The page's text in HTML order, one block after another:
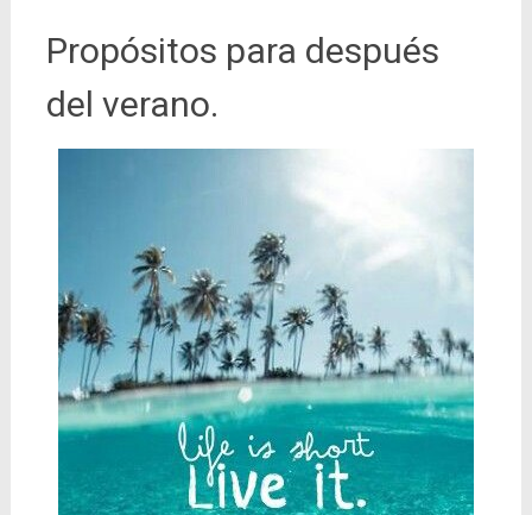
Propósitos para después
del verano.